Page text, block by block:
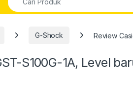
G-Shock Review
S100G-1A, Level